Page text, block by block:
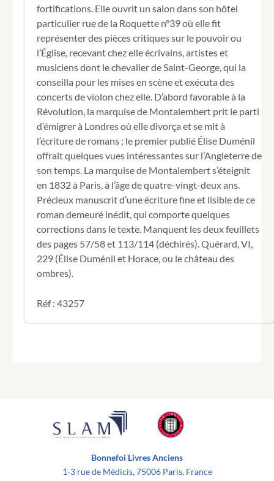
fortifications. Elle ouvrit un salon dans son hôtel
particulier rue de la Roquette n°39 où elle fit
représenter des pièces critiques sur le pouvoir ou
l’Église, recevant chez elle écrivains, artistes et
musiciens dont le chevalier de Saint-George, qui la
conseilla pour les mises en scène et exécuta des
concerts de violon chez elle. D’abord favorable à la
Révolution, la marquise de Montalembert prit le parti
d’émigrer à Londres où elle divorça et se mit à
l’écriture de romans ; le premier publié Élise Duménil
offrait quelques vues intéressantes sur l’Angleterre de
son temps. La marquise de Montalembert s’éteignit
en 1832 à Paris, à l’âge de quatre-vingt-deux ans.
Précieux manuscrit d’une écriture fine et lisible de ce
roman demeuré inédit, qui comporte quelques
corrections dans le texte. Manquent les deux feuillets
des pages 57/58 et 113/114 (déchirés). Quérard, VI,
229 (Élise Duménil et Horace, ou le château des
ombres).
Réf : 43257
Bonnefoi Livres Anciens
1-3 rue de Médicis, 75006 Paris, France